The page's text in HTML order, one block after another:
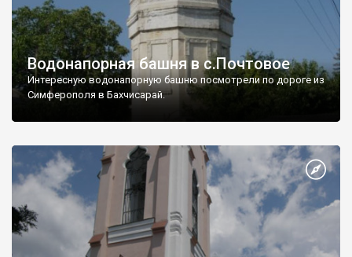
Водонапорная башня в с.Почтовое
Интересную водонапорную башню посмотрели по дороге из
Симферополя в Бахчисарай.